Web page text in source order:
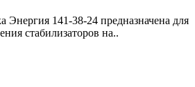
Энергия 141-38-24 предназначена для
стабилизаторов на..